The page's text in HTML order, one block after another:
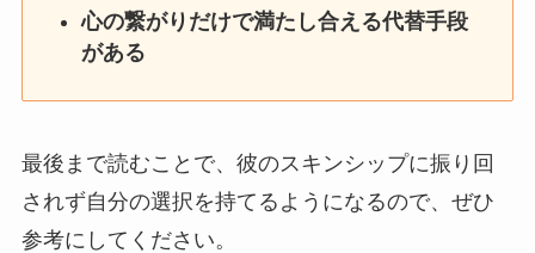
心の繋がりだけで満たし合える代替手段
がある
最後まで読むことで、彼のスキンシップに振り回
されず自分の選択を持てるようになるので、ぜひ
参考にしてください。